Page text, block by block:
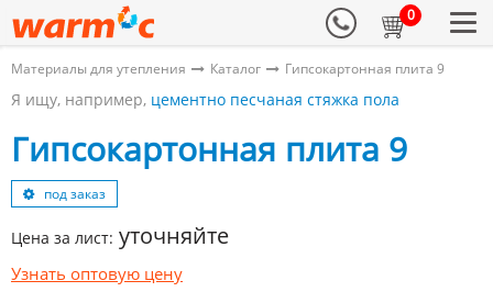
0
Материалы для утепления Каталог Гипсокартонная плита 9
Я ищу, например, цементно песчаная стяжка пола
Гипсокартонная плита 9
под заказ
Цена за лист: уточняйте
Узнать оптовую цену